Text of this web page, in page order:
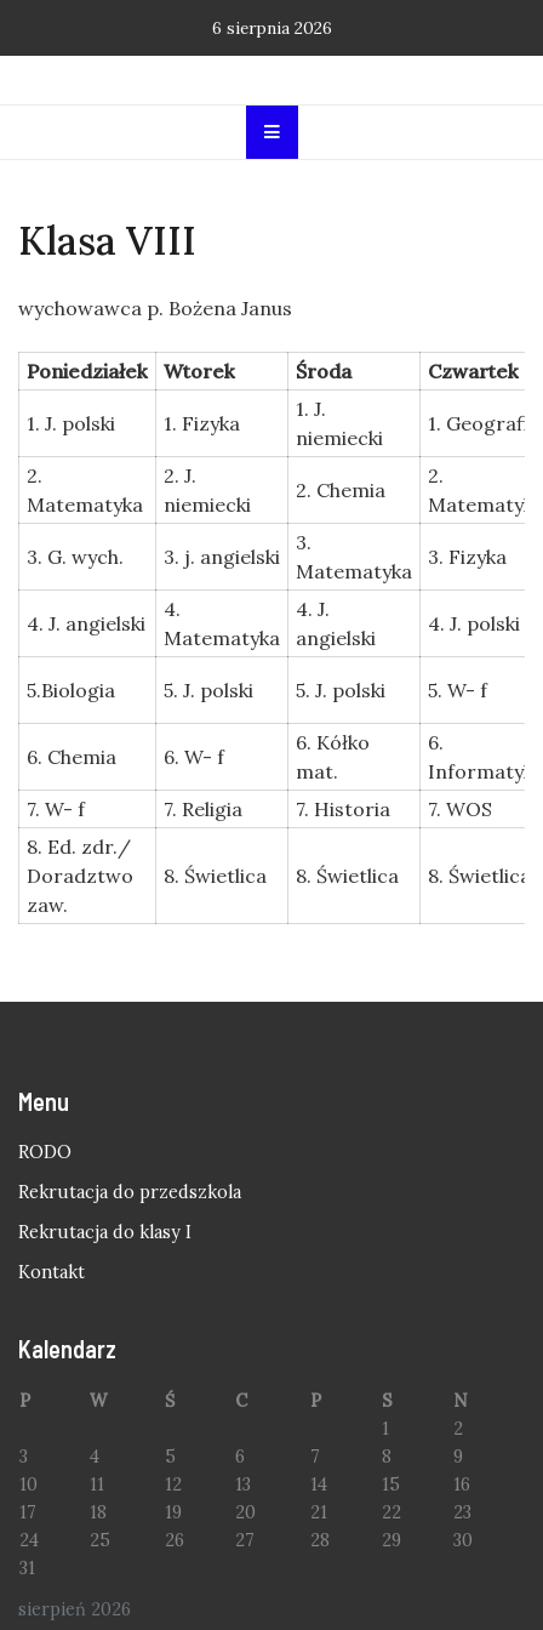
6 sierpnia 2026
Klasa VIII
wychowawca p. Bożena Janus
Poniedziałek Wtorek Środa Czwartek
1. J. polski 1. Fizyka
1. J.
niemiecki
1. Geografia
2.
Matematyka
2. J.
niemiecki
2. Chemia
2.
Matematyka
3. G. wych. 3. j. angielski
3.
Matematyka
3. Fizyka
4. J. angielski
4.
Matematyka
4. J.
angielski
4. J. polski
5.Biologia 5. J. polski 5. J. polski 5. W- f
6. Chemia 6. W- f
6. Kółko
mat.
6.
Informatyka
7. W- f
7. Religia 7. Historia
7. WOS
8. Ed. zdr./
Doradztwo
zaw.
8. Świetlica 8. Świetlica 8. Świetlica
Menu
RODO
Rekrutacja do przedszkola
Rekrutacja do klasy I
Kontakt
Kalendarz
sierpień 2026
P W Ś C P S
N
1
2
3
4 5 6 7 8
9
10
11 12 13 14 15
16
17
18 19 20 21 22
23
24
25 26 27 28 29
30
31